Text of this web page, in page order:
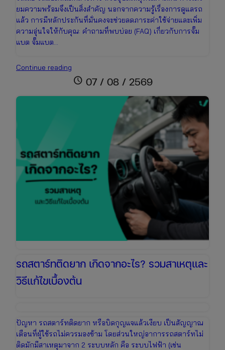
ยมความพร้อมจึงเป็นสิ่งสำคัญ นอกจากความรู้เรื่องการดูแลรถ
แล้ว การมีหลักประกันที่มั่นคงจะช่วยลดภาระค่าใช้จ่ายและเพิ่ม
ความอุ่นใจให้กับคุณ: คำถามที่พบบ่อย (FAQ) เกี่ยวกับการจั๊ม
แบต จั๊มแบต…
Continue reading
จั๊ม
ปลอดภัย
สตาร์ท
ติด
ง่าย
ใน
schedule 07 / 08 / 2569
รถสตาร์ทติดยาก เกิดจากอะไร? รวมสาเหตุและ
วิธีแก้ไขเบื้องต้น
ปัญหา รถสตาร์ทติดยาก หรือบิดกุญแจแล้วเงียบ เป็นสัญญาณ
เตือนที่ผู้ใช้รถไม่ควรมองข้าม โดยส่วนใหญ่อาการรถสตาร์ทไม่
ติดมักมีสาเหตุมาจาก 2 ระบบหลัก คือ ระบบไฟฟ้า (เช่น